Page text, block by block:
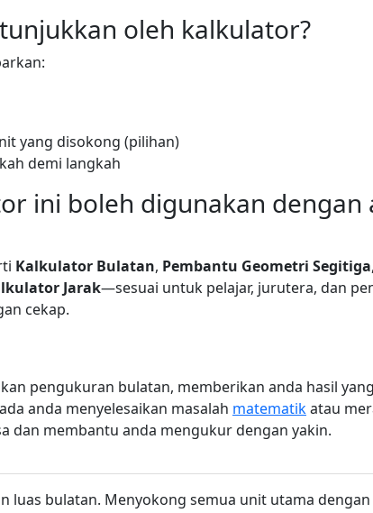
oleh kalkulator?
yang disokong (pilihan)
demi langkah
ini boleh digunakan dengan
Kalkulator Bulatan, Pembantu Geometri Segitiga,
Jarak—sesuai untuk pelajar, jurutera, dan
cekap.
pengukuran bulatan, memberikan anda hasil
anda menyelesaikan masalah matematikatau
dan membantu anda mengukur dengan yakin.
luas bulatan. Menyokong semua unit utama